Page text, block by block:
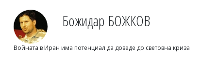
Божидар БОЖКОВ
Войната в Иран има потенциал да доведе до световна криза